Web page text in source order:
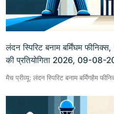
लंदन स्पिरिट बनाम बर्मिंघम
की प्रतियोगिता 2026, 09-
मैच प्रीव्यू: लंदन स्पिरिट बनाम बर्मिंगहैम